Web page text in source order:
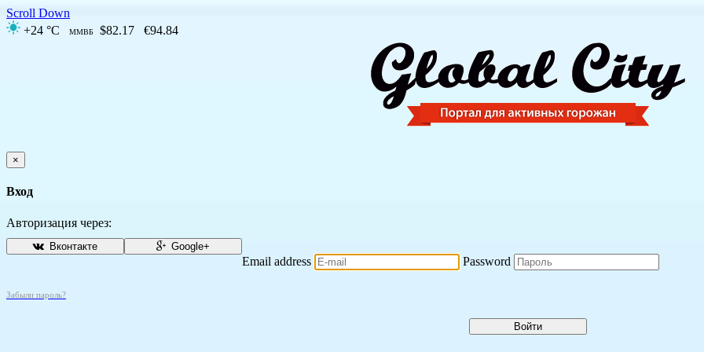
Scroll Down
+24 °C
ММВБ $82.17 €94.84
×
Вход
Авторизация через:
Вконтакте Google+
Email address Password
Забыли пароль?
Войти